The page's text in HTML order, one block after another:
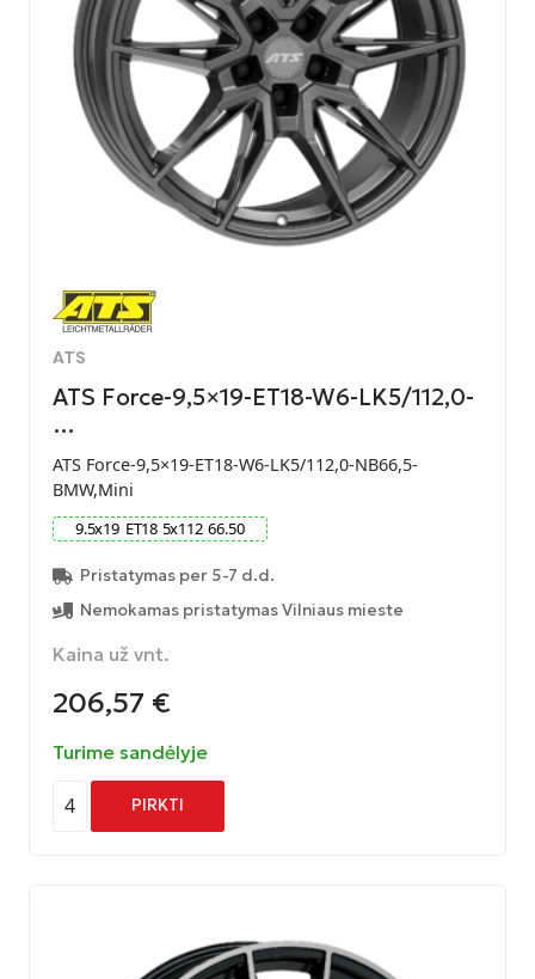
ATS
ATS Force-9,5×19-ET18-W6-LK5/112,0-
…
ATS Force-9,5×19-ET18-W6-LK5/112,0-NB66,5-
BMW,Mini
9.5x19 ET18 5x112 66.50
Pristatymas per 5-7 d.d.
Nemokamas pristatymas Vilniaus mieste
Kaina už vnt.
206,57 €
Turime sandėlyje
4 PIRKTI